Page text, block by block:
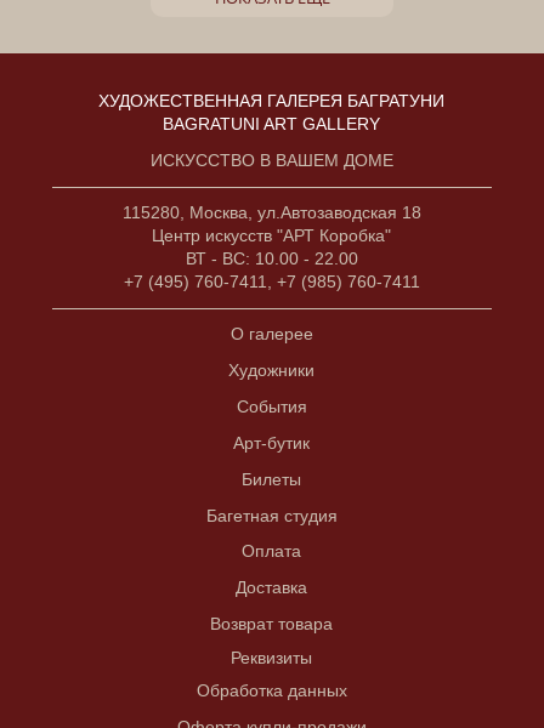
ХУДОЖЕСТВЕННАЯ ГАЛЕРЕЯ БАГРАТУНИ
BAGRATUNI ART GALLERY
ИСКУССТВО В ВАШЕМ ДОМЕ
115280, Москва, ул.Автозаводская 18
Центр искусств "АРТ Коробка"
ВТ - ВС: 10.00 - 22.00
+7 (495) 760-7411, +7 (985) 760-7411
О галерее
Художники
События
Арт-бутик
Билеты
Багетная студия
Оплата
Доставка
Возврат товара
Реквизиты
Обработка данных